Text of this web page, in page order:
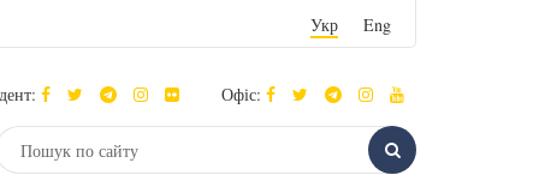
Укр Eng
Офіс: